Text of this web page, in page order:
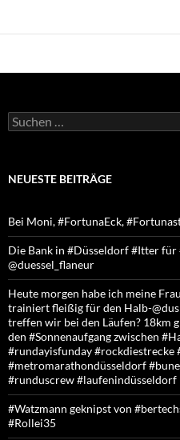
Suchen
nach:
NEUESTE BEITRÄGE
Bei Moni, #FortunaEck,
Die Bank in #Düsseldorf #Itter für
@duessel_flaneur
Heute morgen habe ich meine
trainiert fleißig für den Halb-
treffen wir bei den Läufen? 18km
den #Sonnenaufgang zwischen
#rundayisfunday #rockdiestrecke
#metromarathondüsseldorf
#runduscrew #laufenindüsseldorf
#Watzmann geknipst von
#Rollei35